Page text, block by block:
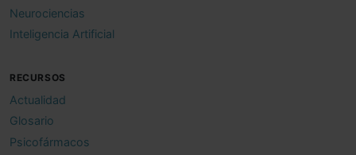
Neurociencias
Inteligencia Artificial
RECURSOS
Actualidad
Glosario
Psicofármacos